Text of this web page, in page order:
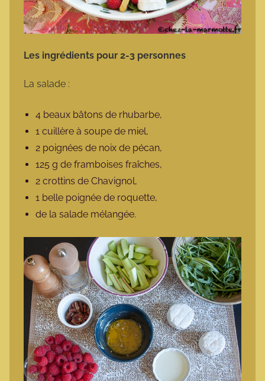
Les ingrédients pour 2-3 personnes
La salade :
4 beaux bâtons de rhubarbe,
1 cuillère à soupe de miel,
2 poignées de noix de pécan,
125 g de framboises fraîches,
2 crottins de Chavignol,
1 belle poignée de roquette,
de la salade mélangée.